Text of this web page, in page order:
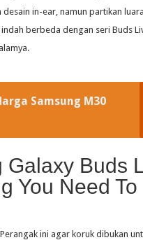
desain in-ear, namun partikan
berbeda dengan seri Buds
Samsung M30
Galaxy Buds
You Need To
ini agar koruk dibukan